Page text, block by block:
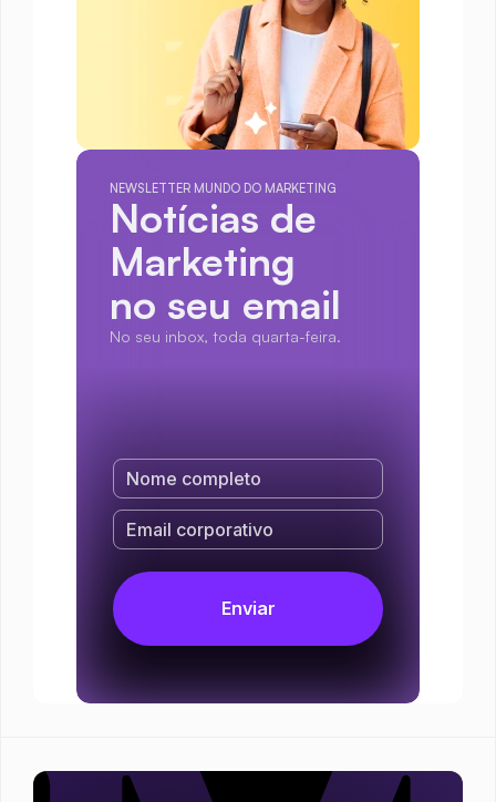
NEWSLETTER MUNDO DO MARKETING
Notícias de
Marketing
no seu email
No seu inbox, toda quarta-feira.